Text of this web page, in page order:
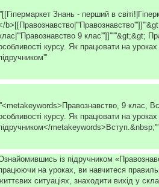
Знань - перший в
9 клас''']]''''''&gt;&gt;
курсу. Як працювати на
9 клас,
курсу. Як працювати на
metakeywords>Вступ.&nbsp;'''
із підручником
на уроках, ви навчитеся
ситуаціях, знаходити вихід у